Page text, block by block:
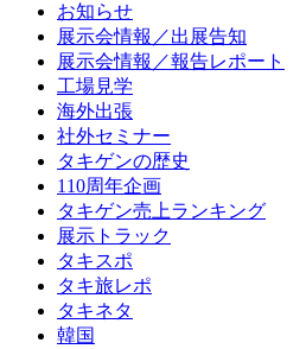
お知らせ
展示会情報／出展告知
展示会情報／報告レポート
工場見学
海外出張
社外セミナー
タキゲンの歴史
110周年企画
タキゲン売上ランキング
展示トラック
タキスポ
タキ旅レポ
タキネタ
韓国